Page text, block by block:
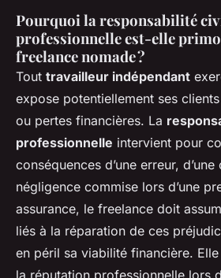
Pourquoi la responsabilité
professionnelle est-elle
freelance nomade ?
Tout travailleur indépendant
expose potentiellement ses
ou pertes financières. La
professionnelle intervient pour
conséquences d’une erreur,
négligence commise lors d’une
assurance, le freelance doit
liés à la réparation de ces
en péril sa viabilité financière.
la réputation professionnelle lors